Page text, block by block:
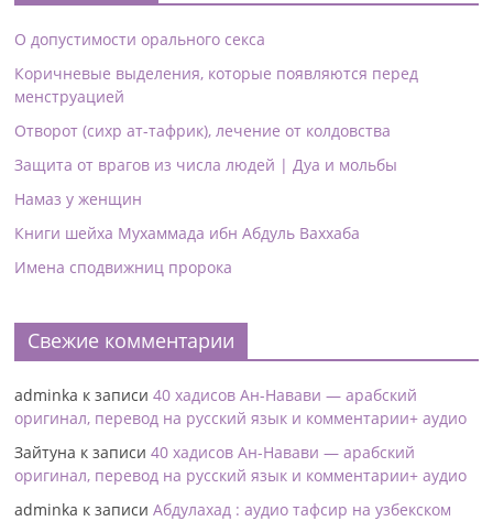
О допустимости орального секса
Коричневые выделения, которые появляются перед
менструацией
Отворот (сихр ат-тафрик), лечение от колдовства
Защита от врагов из числа людей | Дуа и мольбы
Намаз у женщин
Книги шейха Мухаммада ибн Абдуль Ваххаба
Имена сподвижниц пророка
Свежие комментарии
adminka к записи40 хадисов Ан-Навави — арабский
оригинал, перевод на русский язык и комментарии+ аудио
Зайтуна к записи40 хадисов Ан-Навави — арабский
оригинал, перевод на русский язык и комментарии+ аудио
adminka к записиАбдулахад : аудио тафсир на узбекском